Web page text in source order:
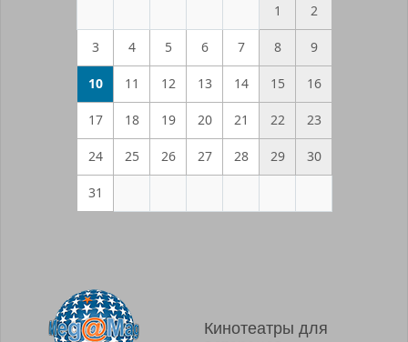
1
2
3 4 5 6 7 8 9
10 11 12 13 14 15 16
17 18 19 20 21 22 23
24 25 26 27 28 29 30
31
Кинотеатры для